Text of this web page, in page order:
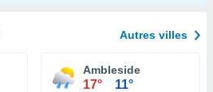
Autres villes
Ambleside
17° 11°